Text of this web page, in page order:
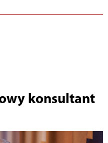
konsultant